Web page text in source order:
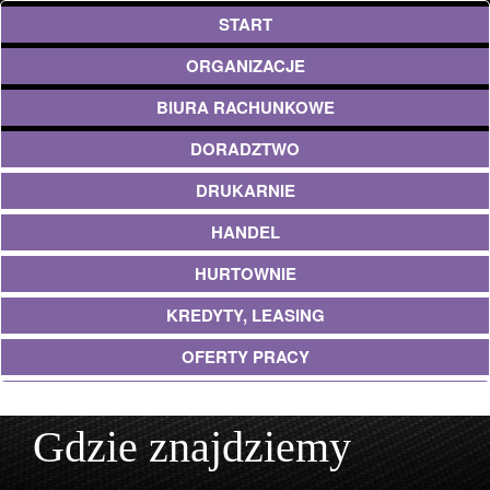
START
ORGANIZACJE
BIURA RACHUNKOWE
DORADZTWO
DRUKARNIE
HANDEL
HURTOWNIE
KREDYTY, LEASING
OFERTY PRACY
EKOLOGIA
ARCHITEKTURA
Gdzie znajdziemy